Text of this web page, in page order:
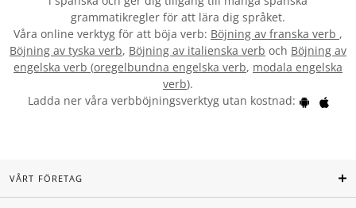
grammatikregler för att lära dig språket.
Våra online verktyg för att böja verb: Böjning av franska verb ,
Böjning av tyska verb, Böjning av italienska verb och Böjning av
engelska verb (oregelbundna engelska verb, modala engelska
verb).
Ladda ner våra verbböjningsverktyg utan kostnad:
VÅRT FÖRETAG